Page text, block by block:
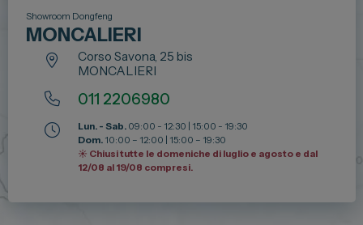
Showroom Dongfeng
MONCALIERI
Corso Savona, 25 bis
MONCALIERI
011 2206980
Lun. - Sab. 09:00 - 12:30 | 15:00 - 19:30
Dom. 10:00 – 12:00 | 15:00 – 19:30
☀️ Chiusi tutte le domeniche di luglio e agosto e dal
12/08 al 19/08 compresi.